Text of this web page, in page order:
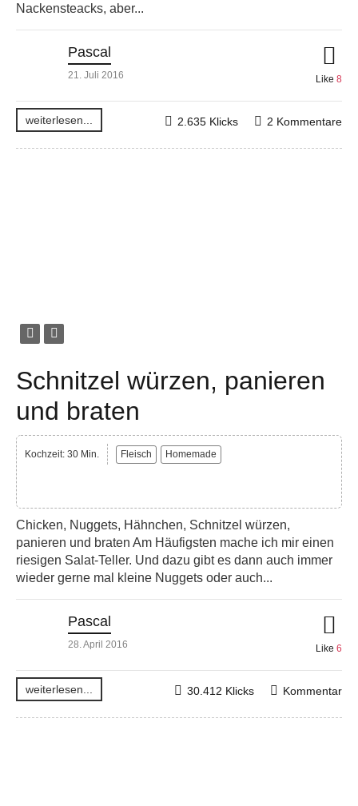
Nackensteacks, aber...
Pascal
21. Juli 2016 Like 8
weiterlesen... 2 Kommentare
2.635 Klicks
Schnitzel würzen, panieren
und braten
Kochzeit: 30 Min. Fleisch Homemade
Chicken, Nuggets, Hähnchen, Schnitzel würzen,
panieren und braten Am Häufigsten mache ich mir einen
riesigen Salat-Teller. Und dazu gibt es dann auch immer
wieder gerne mal kleine Nuggets oder auch...
Pascal
28. April 2016 Like 6
weiterlesen... Kommentar
30.412 Klicks